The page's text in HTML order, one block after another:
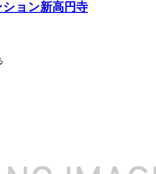
ョン新高円寺